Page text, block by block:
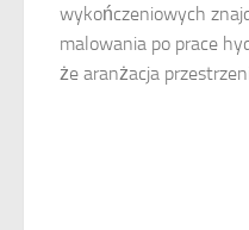
wykończeniowych
malowania po prace
że aranżacja